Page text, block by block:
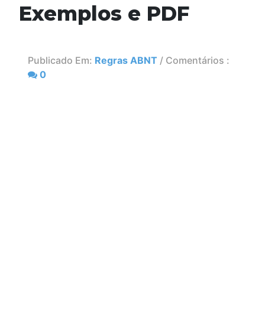
Exemplos e PDF
Publicado Em: Regras ABNT / Comentários :
0